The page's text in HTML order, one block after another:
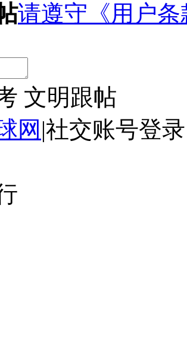
请遵守《用户
文明跟帖
网 |社交账号登